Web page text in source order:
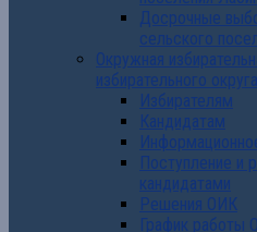
Досрочные
сельского
Окружная
избирательного
Избирателям
Кандидатам
Поступление и
кандидатами
Решения ОИК
График работы